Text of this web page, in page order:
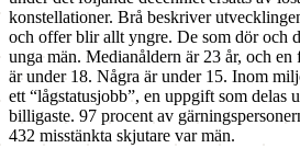
konstellationer. Brå beskriver
och offer blir allt yngre. De som dör och
unga män. Medianåldern är 23 år, och en
är under 18. Några är under 15. Inom
ett “lågstatusjobb”, en uppgift som delas
billigaste. 97 procent av
432 misstänkta skjutare var män.